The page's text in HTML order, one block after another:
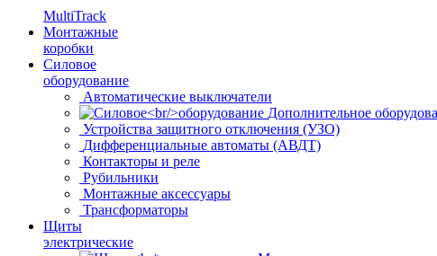
MultiTrack
Монтажные
коробки
Силовое
оборудование
Автоматические выключатели
Дополнительное
Устройства защитного отключения (УЗО)
Дифференциальные автоматы (АВДТ)
Контакторы и реле
Рубильники
Монтажные аксессуары
Трансформаторы
Щиты
электрические